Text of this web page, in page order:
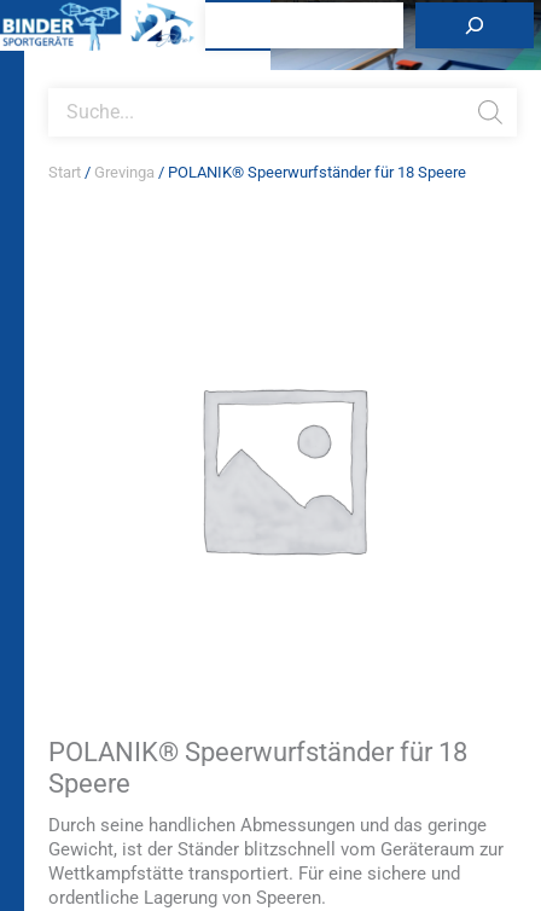
Inhalt
search
Start / Grevinga / POLANIK® Speerwurfständer für 18 Speere
POLANIK® Speerwurfständer für 18
Speere
Durch seine handlichen Abmessungen und das geringe
Gewicht, ist der Ständer blitzschnell vom Geräteraum zur
Wettkampfstätte transportiert. Für eine sichere und
ordentliche Lagerung von Speeren.